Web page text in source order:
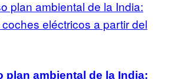
plan ambiental de la India: